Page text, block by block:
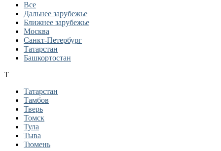
Все
Дальнее зарубежье
Ближнее зарубежье
Москва
Санкт-Петербург
Татарстан
Башкортостан
Т
Татарстан
Тамбов
Тверь
Томск
Тула
Тыва
Тюмень